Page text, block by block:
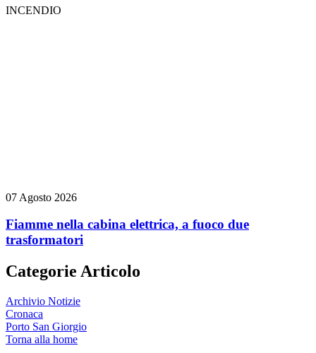
INCENDIO
07 Agosto 2026
Fiamme nella cabina elettrica, a fuoco due
trasformatori
Categorie Articolo
Archivio Notizie
Cronaca
Porto San Giorgio
Torna alla home